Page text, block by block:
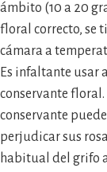
ámbito (10 a 20
floral correcto, se
cámara a
Es infaltante usar
conservante
conservante
perjudicar sus
habitual del grifo